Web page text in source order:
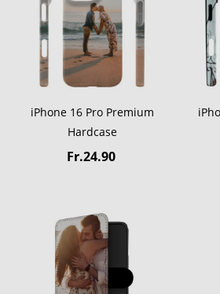
iPhone 16 Pro Premium
Hardcase
Fr.24.90